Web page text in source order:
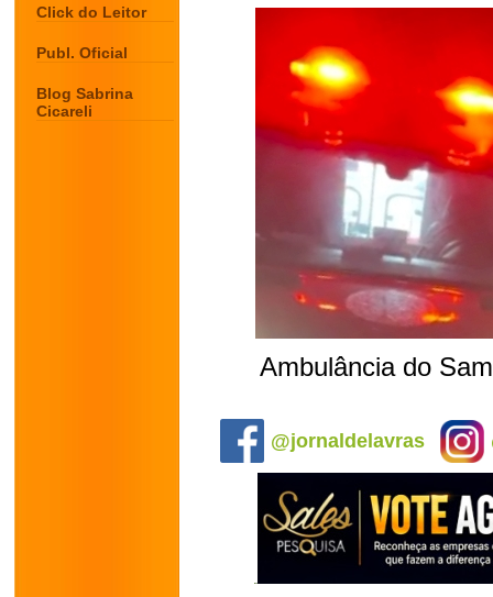
Click do Leitor
Publ. Oficial
Blog Sabrina
Cicareli
Ambulância do
@jornaldelavras